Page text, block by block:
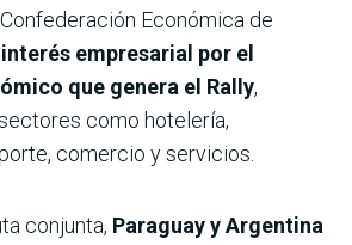
Económica de
interés empresarial por el
que genera el Rally,
como hotelería,
comercio y servicios.
conjunta, Paraguay y Argentina